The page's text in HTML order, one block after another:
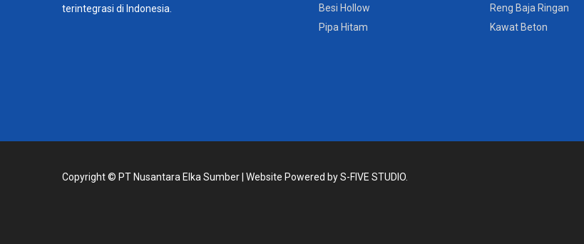
terintegrasi di Indonesia.
Besi Hollow
Pipa Hitam
Reng Baja Ringan
Kawat Beton
Copyright © PT Nusantara Elka Sumber | Website Powered byS-FIVE STUDIO.